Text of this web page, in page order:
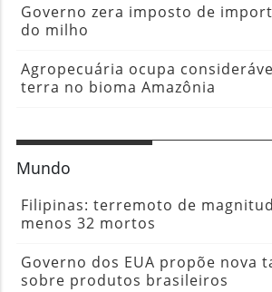
Governo zera imposto de
do milho
Agropecuária ocupa
terra no bioma Amazônia
Mundo
Filipinas: terremoto de
menos 32 mortos
Governo dos EUA propõe nova
sobre produtos brasileiros